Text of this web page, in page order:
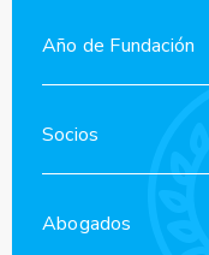
Año de Fundación
Socios
Abogados